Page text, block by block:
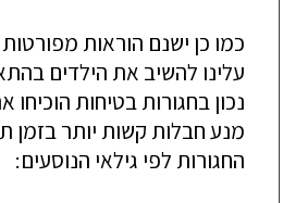
כמו כן ישנם הוראות
עלינו להשיב את הילדים
נכון בחגורות בטיחות
מנע חבלות קשות יותר בזמן
החגורות לפי גילאי הנוסעים: